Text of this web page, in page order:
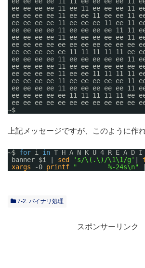
ee ee ee ee 11 ee 11 ee ee ee 11
ee ee ee ee 11 ee ee 11 ee ee 11
ee ee ee ee 11 ee ee ee 11 ee 11
ee ee ee ee 11 ee ee ee ee 11 11
ee ee ee ee 11 ee ee ee ee ee 11
ee ee ee ee ee ee ee ee ee ee ee
ee ee ee ee ee 11 11 11 11 11 ee
ee ee ee ee 11 ee ee ee ee ee 11
ee ee ee ee 11 ee ee ee ee ee ee
ee ee ee ee 11 ee ee 11 11 11 11
ee ee ee ee 11 ee ee ee ee ee 11
ee ee ee ee 11 ee ee ee ee ee 11
ee ee ee ee ee 11 11 11 11 11 ee
ee ee ee ee ee ee ee ee ee ee ee
~$
上記メッセージですが、このように作
~$ for i in T H A N K U 4 R E A D I
banner $i | sed 's/\(.\)/\1\1/g'
xargs
-0 printf "        %-24s\n"
7-2. バイナリ処理
スポンサーリンク